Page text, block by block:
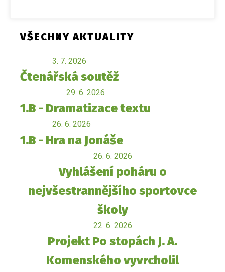
VŠECHNY AKTUALITY
3. 7. 2026
Čtenářská soutěž
29. 6. 2026
1.B - Dramatizace textu
26. 6. 2026
1.B - Hra na Jonáše
26. 6. 2026
Vyhlášení poháru o
nejvšestrannějšího sportovce
školy
22. 6. 2026
Projekt Po stopách J. A.
Komenského vyvrcholil